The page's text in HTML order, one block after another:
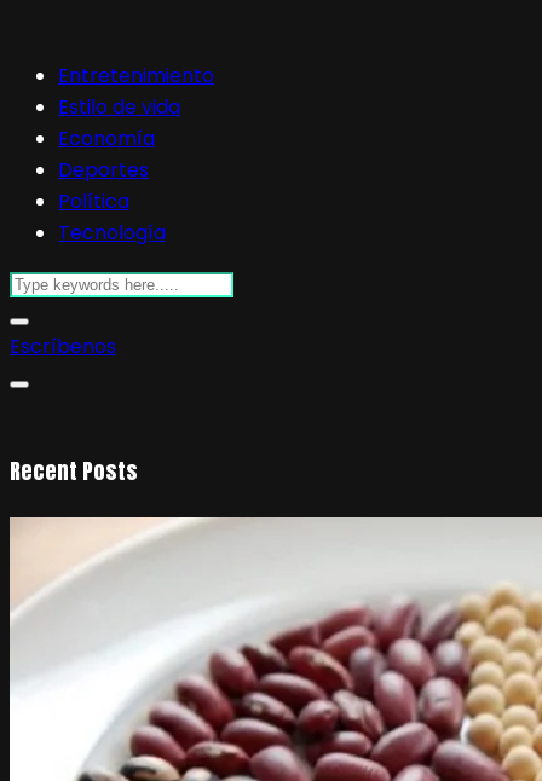
Entretenimiento
Estilo de vida
Economía
Deportes
Política
Tecnología
Escríbenos
Recent Posts